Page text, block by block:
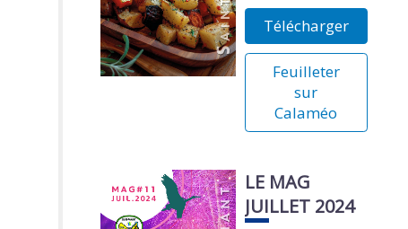
Télécharger
Feuilleter
sur
Calaméo
LE MAG
JUILLET 2024